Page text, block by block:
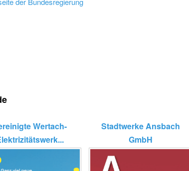
Wertach-
Stadtwerke Ansbach
GmbH